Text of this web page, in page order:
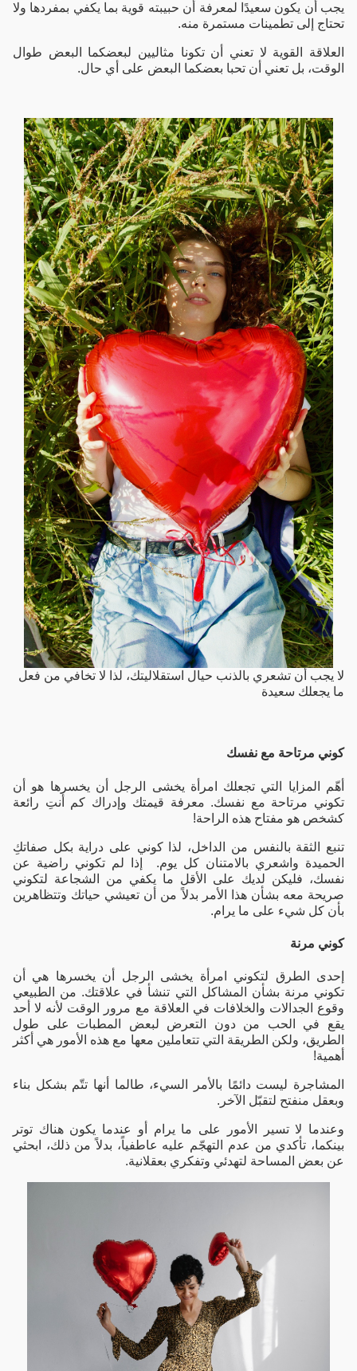
يجب أن يكون سعيدًا لمعرفة أن حبيبته قوية بما يكفي بمفردها ولا
تحتاج إلى تطمينات مستمرة منه.
العلاقة القوية لا تعني أن تكونا مثاليين لبعضكما البعض طوال
الوقت، بل تعني أن تحبا بعضكما البعض على أي حال.
لا يجب أن تشعري بالذنب حيال استقلاليتك، لذا لا تخافي من فعل
ما يجعلك سعيدة
كوني مرتاحة مع نفسك
أهّم المزايا التي تجعلك امرأة يخشى الرجل أن يخسرها هو أن
تكوني مرتاحة مع نفسك. معرفة قيمتك وإدراك كم أنتِ رائعة
كشخص هو مفتاح هذه الراحة!
تنبع الثقة بالنفس من الداخل، لذا كوني على دراية بكل صفاتكِ
الحميدة واشعري بالامتنان كل يوم. إذا لم تكوني راضية عن
نفسك، فليكن لديك على الأقل ما يكفي من الشجاعة لتكوني
صريحة معه بشأن هذا الأمر بدلاً من أن تعيشي حياتك وتتظاهرين
بأن كل شيء على ما يرام.
كوني مرنة
إحدى الطرق لتكوني امرأة يخشى الرجل أن يخسرها هي أن
تكوني مرنة بشأن المشاكل التي تنشأ في علاقتك. من الطبيعي
وقوع الجدالات والخلافات في العلاقة مع مرور الوقت لأنه لا أحد
يقع في الحب من دون التعرض لبعض المطبات على طول
الطريق، ولكن الطريقة التي تتعاملين معها مع هذه الأمور هي أكثر
أهمية!
المشاجرة ليست دائمًا بالأمر السيء، طالما أنها تتّم بشكل بناء
وبعقل منفتح لتقبّل الآخر .
وعندما لا تسير الأمور على ما يرام أو عندما يكون هناك توتر
بينكما، تأكدي من عدم التهجّم عليه عاطفياً، بدلاً من ذلك، ابحثي
عن بعض المساحة لتهدئي وتفكري بعقلانية.